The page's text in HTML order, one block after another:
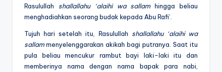
Rasulullah shallallahu ‘alaihi wa sallamhingga beliau
menghadiahkan seorang budak kepada Abu Rafi’.
Tujuh hari setelah itu, Rasulullah shallallahu ‘alaihi wa
sallammenyelenggarakan akikah bagi putranya. Saat itu
pula beliau mencukur rambut bayi laki-laki itu dan
memberinya nama dengan nama bapak para nabi,